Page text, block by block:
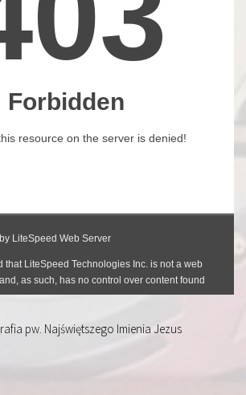
pw. Najświętszego Imienia Jezus